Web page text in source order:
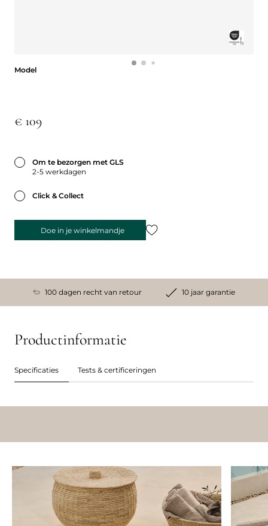
Model
€ 109
Om te bezorgen met GLS
2-5 werkdagen
Click & Collect
Doe in je winkelmandje
100 dagen recht van retour 10 jaar garantie
Productinformatie
Specificaties Tests & certificeringen